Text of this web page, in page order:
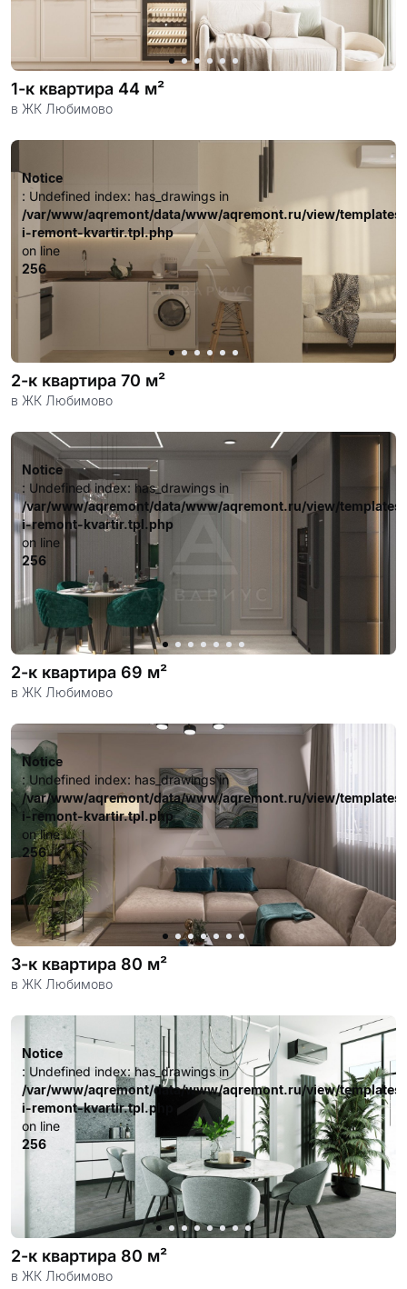
1-к квартира 44 м²
в ЖК Любимово
Notice
: Undefined index: has_drawings in
/var/www/aqremont/data/www/aqremont.ru/view/
i-remont-kvartir.tpl.php
on line
256
2-к квартира 70 м²
в ЖК Любимово
Notice
: Undefined index: has_drawings in
/var/www/aqremont/data/www/aqremont.ru/view/
i-remont-kvartir.tpl.php
on line
256
2-к квартира 69 м²
в ЖК Любимово
Notice
: Undefined index: has_drawings in
/var/www/aqremont/data/www/aqremont.ru/view/
i-remont-kvartir.tpl.php
on line
256
3-к квартира 80 м²
в ЖК Любимово
Notice
: Undefined index: has_drawings in
/var/www/aqremont/data/www/aqremont.ru/view/
i-remont-kvartir.tpl.php
on line
256
2-к квартира 80 м²
в ЖК Любимово